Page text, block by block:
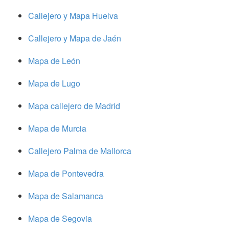
Callejero y Mapa Huelva
Callejero y Mapa de Jaén
Mapa de León
Mapa de Lugo
Mapa callejero de Madrid
Mapa de Murcia
Callejero Palma de Mallorca
Mapa de Pontevedra
Mapa de Salamanca
Mapa de Segovia